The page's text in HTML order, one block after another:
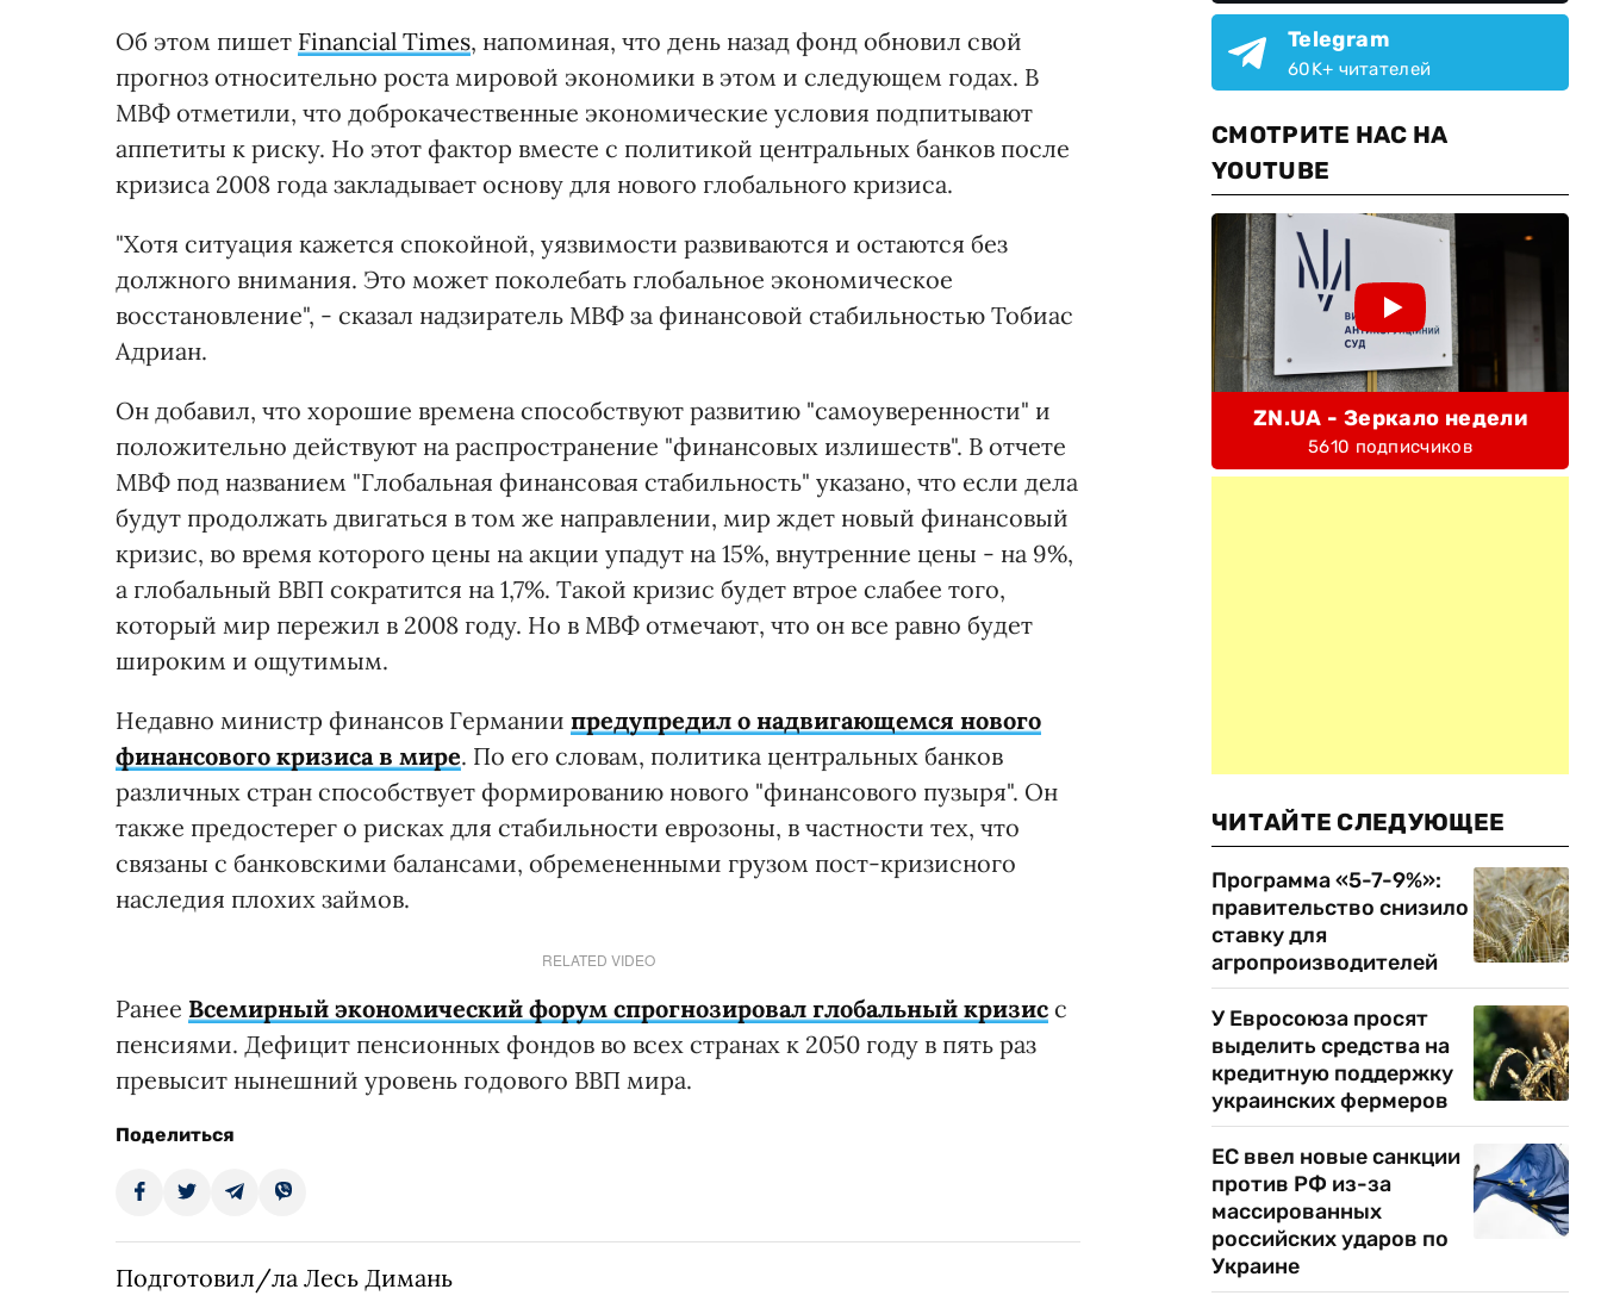
Об этом пишет Financial Times, напоминая, что день назад фонд обновил свой
прогноз относительно роста мировой экономики в этом и следующем годах. В
МВФ отметили, что доброкачественные экономические условия подпитывают
аппетиты к риску. Но этот фактор вместе с политикой центральных банков после
кризиса 2008 года закладывает основу для нового глобального кризиса.
"Хотя ситуация кажется спокойной, уязвимости развиваются и остаются без
должного внимания. Это может поколебать глобальное экономическое
восстановление", - сказал надзиратель МВФ за финансовой стабильностью Тобиас
Адриан.
Он добавил, что хорошие времена способствуют развитию "самоуверенности" и
положительно действуют на распространение "финансовых излишеств". В отчете
МВФ под названием "Глобальная финансовая стабильность" указано, что если дела
будут продолжать двигаться в том же направлении, мир ждет новый финансовый
кризис, во время которого цены на акции упадут на 15%, внутренние цены - на 9%,
а глобальный ВВП сократится на 1,7%. Такой кризис будет втрое слабее того,
который мир пережил в 2008 году. Но в МВФ отмечают, что он все равно будет
широким и ощутимым.
Недавно министр финансов Германии предупредил о надвигающемся нового
финансового кризиса в мире. По его словам, политика центральных банков
различных стран способствует формированию нового "финансового пузыря". Он
также предостерег о рисках для стабильности еврозоны, в частности тех, что
связаны с банковскими балансами, обремененными грузом пост-кризисного
наследия плохих займов.
RELATED VIDEO
Ранее Всемирный экономический форум спрогнозировал глобальный кризис с
пенсиями. Дефицит пенсионных фондов во всех странах к 2050 году в пять раз
превысит нынешний уровень годового ВВП мира.
Поделиться
Подготовил/ла Лесь Димань
Telegram
60K+ читателей
СМОТРИТЕ НАС НА
YOUTUBE
ZN.UA - Зеркало недели
5610 подписчиков
ЧИТАЙТЕ СЛЕДУЮЩЕЕ
Программа «5-7-9%»:
правительство снизило
ставку для
агропроизводителей
У Евросоюза просят
выделить средства на
кредитную поддержку
украинских фермеров
ЕС ввел новые санкции
против РФ из-за
массированных
российских ударов по
Украине